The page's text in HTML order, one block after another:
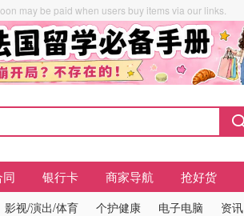
may be paid when users buy items via our links.
银行卡 商家导航 抢好货
影视/演出/体育 个护健康 电子电脑 资讯